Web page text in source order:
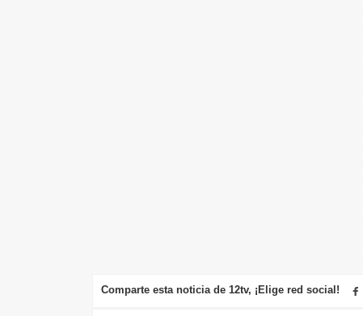
Comparte esta noticia de 12tv, ¡Elige red social!